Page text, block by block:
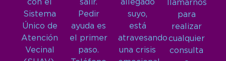
con el
Sistema
Único de
Atención
Vecinal
salir.
Pedir
ayuda es
el primer
paso.
allegado
suyo,
está
atravesando
una crisis
llamarnos
para
realizar
cualquier
consulta